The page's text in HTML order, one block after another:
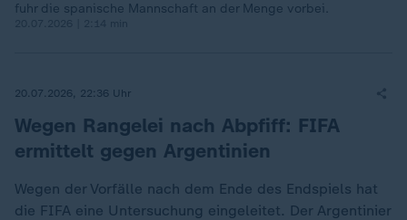
fuhr die spanische Mannschaft an der Menge vorbei.
20.07.2026, 22:36 Uhr
Wegen Rangelei nach Abpfiff: FIFA
ermittelt gegen Argentinien
Wegen der Vorfälle nach dem Ende des Endspiels hat
die FIFA eine Untersuchung eingeleitet. Der Argentinier